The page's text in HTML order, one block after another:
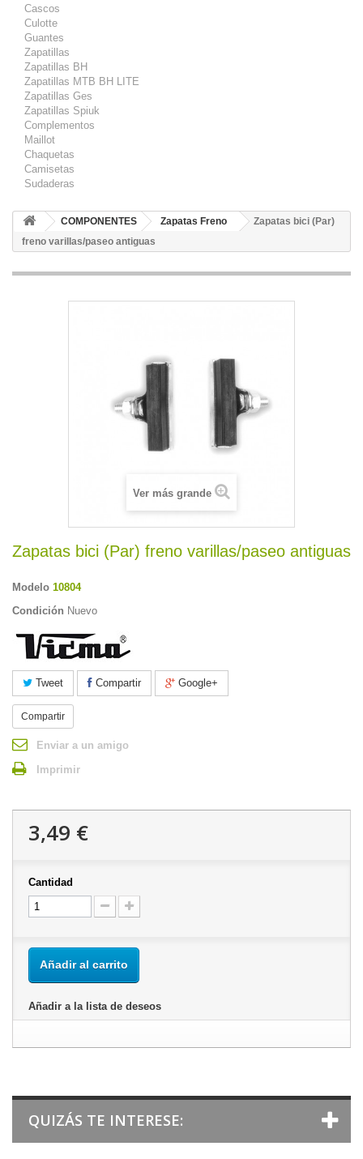
Cascos
Culotte
Guantes
Zapatillas
Zapatillas BH
Zapatillas MTB BH LITE
Zapatillas Ges
Zapatillas Spiuk
Complementos
Maillot
Chaquetas
Camisetas
Sudaderas
COMPONENTES Zapatas Freno
Zapatas bici (Par)
freno varillas/paseo antiguas
Ver más grande
Zapatas bici (Par) freno varillas/paseo antiguas
Modelo 10804
Condición Nuevo
Tweet Compartir Google+
Compartir
Enviar a un amigo
Imprimir
3,49 €
Cantidad
Añadir al carrito
Añadir a la lista de deseos
QUIZÁS TE INTERESE: